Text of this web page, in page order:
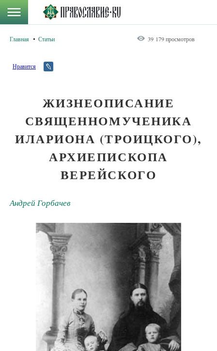
Главная Статьи 39 179 просмотров
Нравится
ЖИЗНЕОПИСАНИЕ
СВЯЩЕННОМУЧЕНИКА
ИЛАРИОНА (ТРОИЦКОГО),
АРХИЕПИСКОПА
ВЕРЕЙСКОГО
Андрей Горбачев